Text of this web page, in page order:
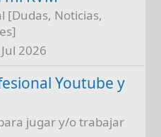
[Dudas, Noticias,
2026
Youtube y
jugar y/o trabajar